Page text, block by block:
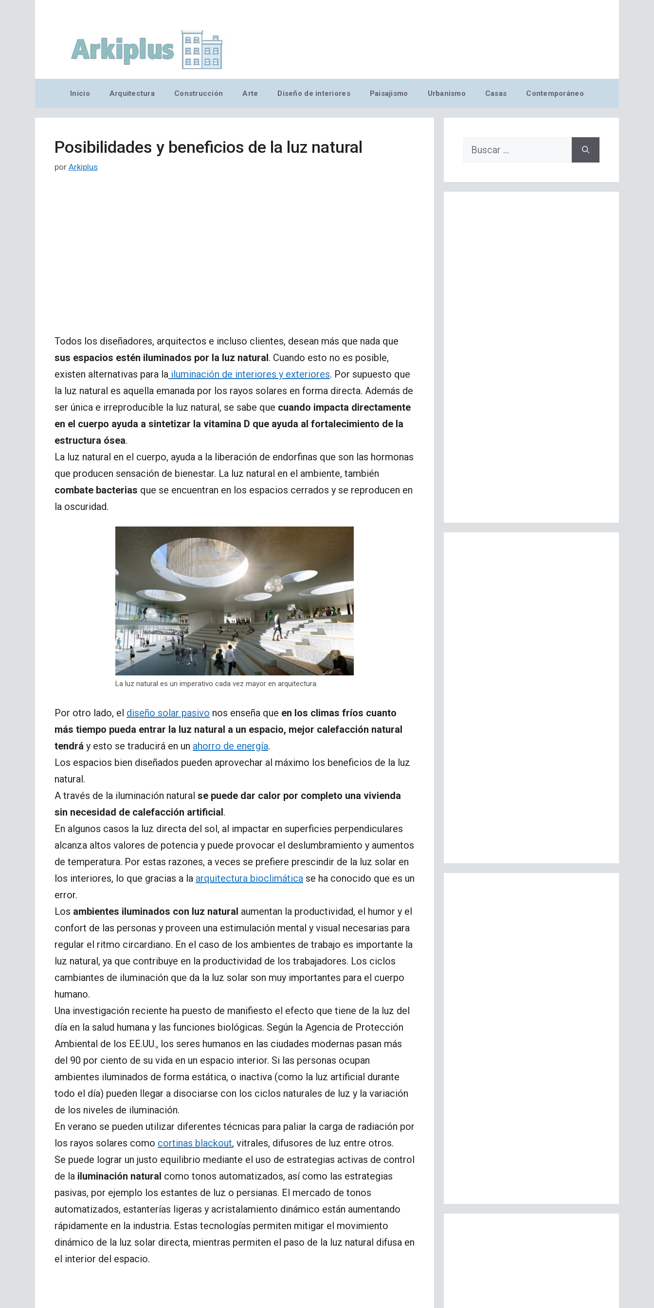
Inicio Arquitectura Construcción Arte Diseño de interiores Paisajismo Urbanismo Casas Contemporáneo
Posibilidades y beneficios de la luz natural
por Arkiplus
Todos los diseñadores, arquitectos e incluso clientes, desean más que nada que
sus espacios estén iluminados por la luz natural. Cuando esto no es posible,
existen alternativas para la iluminación de interiores y exteriores. Por supuesto que
la luz natural es aquella emanada por los rayos solares en forma directa. Además de
ser única e irreproducible la luz natural, se sabe que cuando impacta directamente
en el cuerpo ayuda a sintetizar la vitamina D que ayuda al fortalecimiento de la
estructura ósea.
La luz natural en el cuerpo, ayuda a la liberación de endorfinas que son las hormonas
que producen sensación de bienestar. La luz natural en el ambiente, también
combate bacterias que se encuentran en los espacios cerrados y se reproducen en
la oscuridad.
La luz natural es un imperativo cada vez mayor en arquitectura.
Por otro lado, el diseño solar pasivo nos enseña que en los climas fríos cuanto
más tiempo pueda entrar la luz natural a un espacio, mejor calefacción natural
tendrá y esto se traducirá en un ahorro de energía.
Los espacios bien diseñados pueden aprovechar al máximo los beneficios de la luz
natural.
A través de la iluminación natural se puede dar calor por completo una vivienda
sin necesidad de calefacción artificial.
En algunos casos la luz directa del sol, al impactar en superficies perpendiculares
alcanza altos valores de potencia y puede provocar el deslumbramiento y aumentos
de temperatura. Por estas razones, a veces se prefiere prescindir de la luz solar en
los interiores, lo que gracias a la arquitectura bioclimática se ha conocido que es un
error.
Los ambientes iluminados con luz natural aumentan la productividad, el humor y el
confort de las personas y proveen una estimulación mental y visual necesarias para
regular el ritmo circardiano. En el caso de los ambientes de trabajo es importante la
luz natural, ya que contribuye en la productividad de los trabajadores. Los ciclos
cambiantes de iluminación que da la luz solar son muy importantes para el cuerpo
humano.
Una investigación reciente ha puesto de manifiesto el efecto que tiene de la luz del
día en la salud humana y las funciones biológicas. Según la Agencia de Protección
Ambiental de los EE.UU., los seres humanos en las ciudades modernas pasan más
del 90 por ciento de su vida en un espacio interior. Si las personas ocupan
ambientes iluminados de forma estática, o inactiva (como la luz artificial durante
todo el día) pueden llegar a disociarse con los ciclos naturales de luz y la variación
de los niveles de iluminación.
En verano se pueden utilizar diferentes técnicas para paliar la carga de radiación por
los rayos solares como cortinas blackout, vitrales, difusores de luz entre otros.
Se puede lograr un justo equilibrio mediante el uso de estrategias activas de control
de la iluminación natural como tonos automatizados, así como las estrategias
pasivas, por ejemplo los estantes de luz o persianas. El mercado de tonos
automatizados, estanterías ligeras y acristalamiento dinámico están aumentando
rápidamente en la industria. Estas tecnologías permiten mitigar el movimiento
dinámico de la luz solar directa, mientras permiten el paso de la luz natural difusa en
el interior del espacio.
Buscar: